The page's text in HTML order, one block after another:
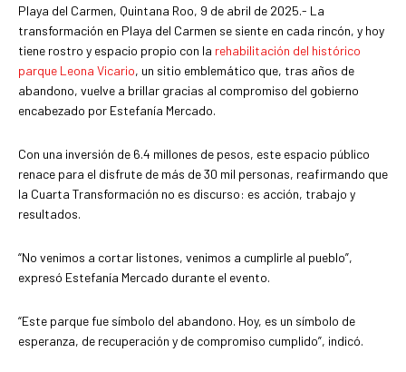
Playa del Carmen, Quintana Roo, 9 de abril de 2025.- La
transformación en Playa del Carmen se siente en cada rincón, y hoy
tiene rostro y espacio propio con la rehabilitación del histórico
parque Leona Vicario, un sitio emblemático que, tras años de
abandono, vuelve a brillar gracias al compromiso del gobierno
encabezado por Estefanía Mercado.
Con una inversión de 6.4 millones de pesos, este espacio público
renace para el disfrute de más de 30 mil personas, reafirmando que
la Cuarta Transformación no es discurso: es acción, trabajo y
resultados.
“No venimos a cortar listones, venimos a cumplirle al pueblo”,
expresó Estefanía Mercado durante el evento.
“Este parque fue símbolo del abandono. Hoy, es un símbolo de
esperanza, de recuperación y de compromiso cumplido”, indicó.